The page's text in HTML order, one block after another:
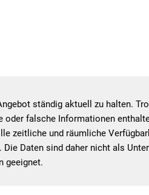
ständig aktuell zu halten.
oder falsche Informationen
zeitliche und räumliche
Daten sind daher nicht als
geeignet.